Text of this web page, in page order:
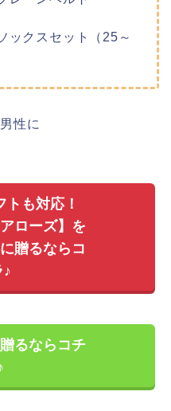
クスセット（25～
性に
トも対応！
ローズ】を
贈るならコ
♪
るならコチ